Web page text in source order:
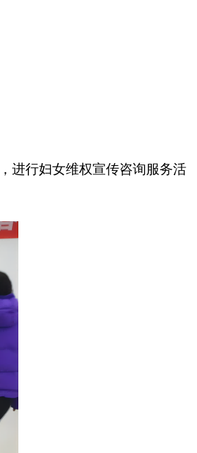
进行妇女维权宣传咨询服务活